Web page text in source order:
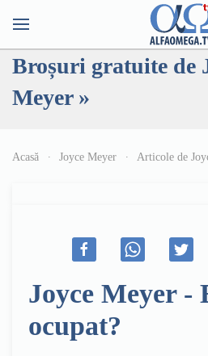
Broșuri gratuite de
Meyer »
Acasă Joyce Meyer Articole de
Joyce Meyer -
ocupat?